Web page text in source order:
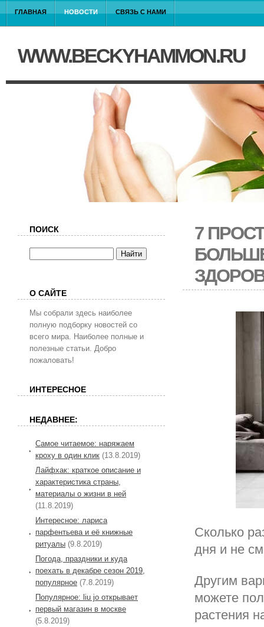
ГЛАВНАЯ НОВОСТИ СВЯЗЬ С НАМИ
WWW.BECKYHAMMON.RU
7
Сколько
дня и не
Другим
можете
растения
ПОИСК
О САЙТЕ
Мы собрали здесь наиболее
полную подборку новостей со
всего мира. Наиболее полные и
полезные статьи. Добро
пожаловать!
ИНТЕРЕСНОЕ
НЕДАВНЕЕ:
Самое читаемое: наряжаем
кроху в один клик (13.8.2019)
Лайфхак: краткое описание и
характеристика страны,
материалы о жизни в ней
(11.8.2019)
Интересное: лариса
парфентьева и её книжные
ритуалы (9.8.2019)
Погода, праздники и куда
поехать в декабре сезон 2019,
популярное (7.8.2019)
Популярное: liu jo открывает
первый магазин в москве
(5.8.2019)